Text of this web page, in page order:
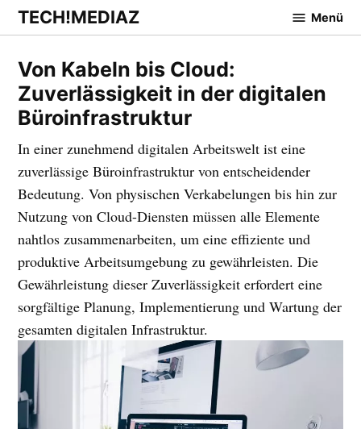
Zum
Inhalt
TECH!MEDIAZ Menü
Von Kabeln bis Cloud:
Zuverlässigkeit in der digitalen
Büroinfrastruktur
In einer zunehmend digitalen Arbeitswelt ist eine
zuverlässige Büroinfrastruktur von entscheidender
Bedeutung. Von physischen Verkabelungen bis hin zur
Nutzung von Cloud-Diensten müssen alle Elemente
nahtlos zusammenarbeiten, um eine effiziente und
produktive Arbeitsumgebung zu gewährleisten. Die
Gewährleistung dieser Zuverlässigkeit erfordert eine
sorgfältige Planung, Implementierung und Wartung der
gesamten digitalen Infrastruktur.